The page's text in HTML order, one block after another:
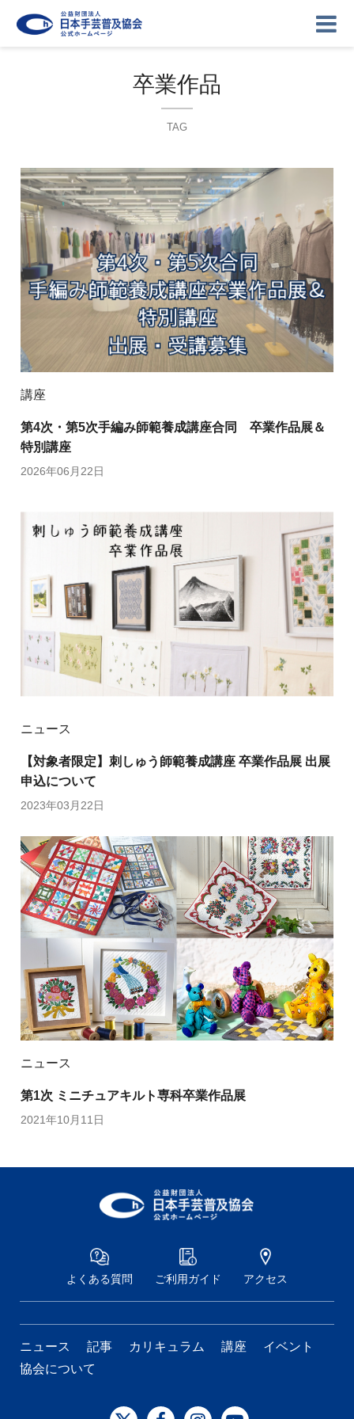
記事
イベント ギャラリー お問い合わせ
協会について ログイン
卒業作品
TAG
講座
第4次・第5次手編み師範養成講座合同 卒業作品展＆
特別講座
2026年06月22日
ニュース
【対象者限定】刺しゅう師範養成講座 卒業作品展 出展
申込について
2023年03月22日
ニュース
第1次 ミニチュアキルト専科卒業作品展
2021年10月11日
よくある質問 ご利用ガイド アクセス
ニュース 記事 カリキュラム 講座
イベント
協会について